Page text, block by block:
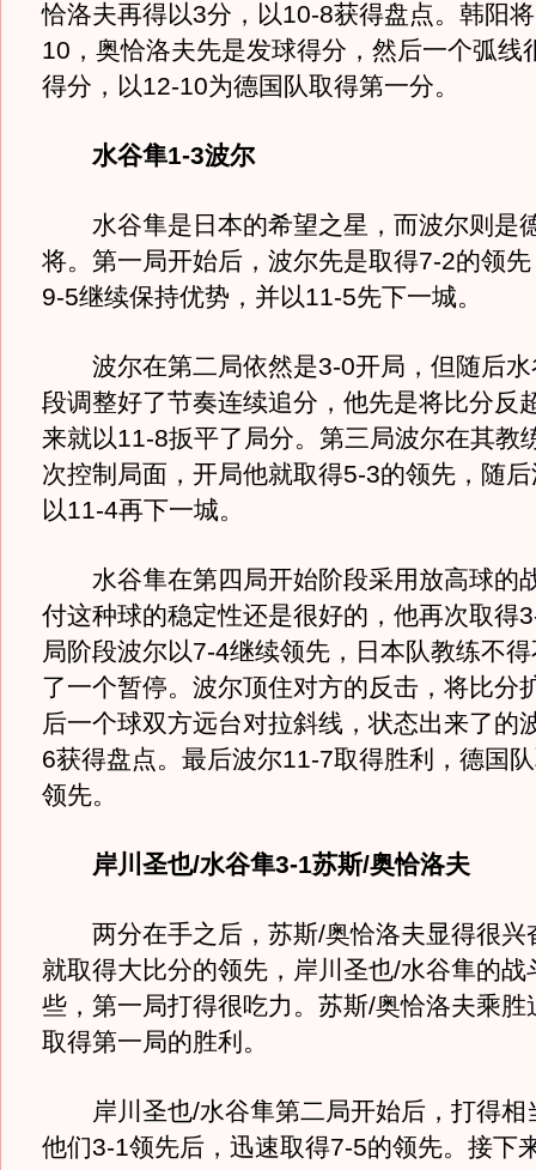
恰洛夫再得以3分，以10-8获得盘点。韩阳
10，奥恰洛夫先是发球得分，然后一个弧线
得分，以12-10为德国队取得第一分。
水谷隼1-3波尔
水谷隼是日本的希望之星，而波尔则是
将。第一局开始后，波尔先是取得7-2的领
9-5继续保持优势，并以11-5先下一城。
波尔在第二局依然是3-0开局，但随后水
段调整好了节奏连续追分，他先是将比分反
来就以11-8扳平了局分。第三局波尔在其教
次控制局面，开局他就取得5-3的领先，随
以11-4再下一城。
水谷隼在第四局开始阶段采用放高球的
付这种球的稳定性还是很好的，他再次取得
局阶段波尔以7-4继续领先，日本队教练不
了一个暂停。波尔顶住对方的反击，将比分
后一个球双方远台对拉斜线，状态出来了的
6获得盘点。最后波尔11-7取得胜利，德国
领先。
岸川圣也/水谷隼3-1苏斯/奥恰洛夫
两分在手之后，苏斯/奥恰洛夫显得很兴
就取得大比分的领先，岸川圣也/水谷隼的战
些，第一局打得很吃力。苏斯/奥恰洛夫乘胜
取得第一局的胜利。
岸川圣也/水谷隼第二局开始后，打得相
他们3-1领先后，迅速取得7-5的领先。接下